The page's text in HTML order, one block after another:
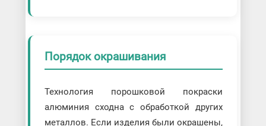
Порядок окрашивания
Технология порошковой покраски
алюминия сходна с обработкой других
металлов. Если изделия были окрашены,